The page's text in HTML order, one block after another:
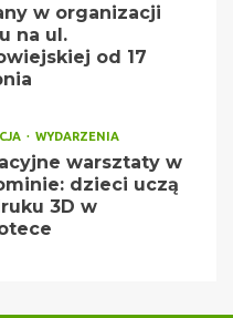
w organizacji
na ul.
od 17
WYDARZENIA
warsztaty w
dzieci uczą
3D w